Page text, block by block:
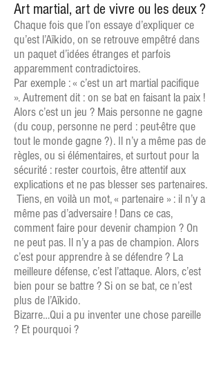
Art martial, art de vivre ou les deux ?
Chaque fois que l’on essaye d’expliquer ce
qu’est l’Aïkido, on se retrouve empêtré dans
un paquet d’idées étranges et parfois
apparemment contradictoires.
Par exemple : « c’est un art martial pacifique
». Autrement dit : on se bat en faisant la paix !
Alors c’est un jeu ? Mais personne ne gagne
(du coup, personne ne perd : peut-être que
tout le monde gagne ?). Il n’y a même pas de
règles, ou si élémentaires, et surtout pour la
sécurité : rester courtois, être attentif aux
explications et ne pas blesser ses partenaires.
Tiens, en voilà un mot, « partenaire » : il n’y a
même pas d’adversaire ! Dans ce cas,
comment faire pour devenir champion ? On
ne peut pas. Il n’y a pas de champion. Alors
c’est pour apprendre à se défendre ? La
meilleure défense, c’est l’attaque. Alors, c’est
bien pour se battre ? Si on se bat, ce n’est
plus de l’Aïkido.
Bizarre…Qui a pu inventer une chose pareille
? Et pourquoi ?